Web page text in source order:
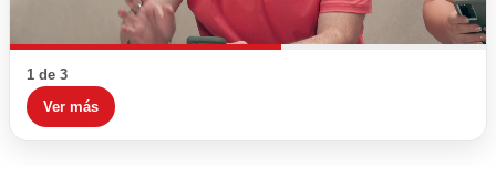
1 de 3
Ver más